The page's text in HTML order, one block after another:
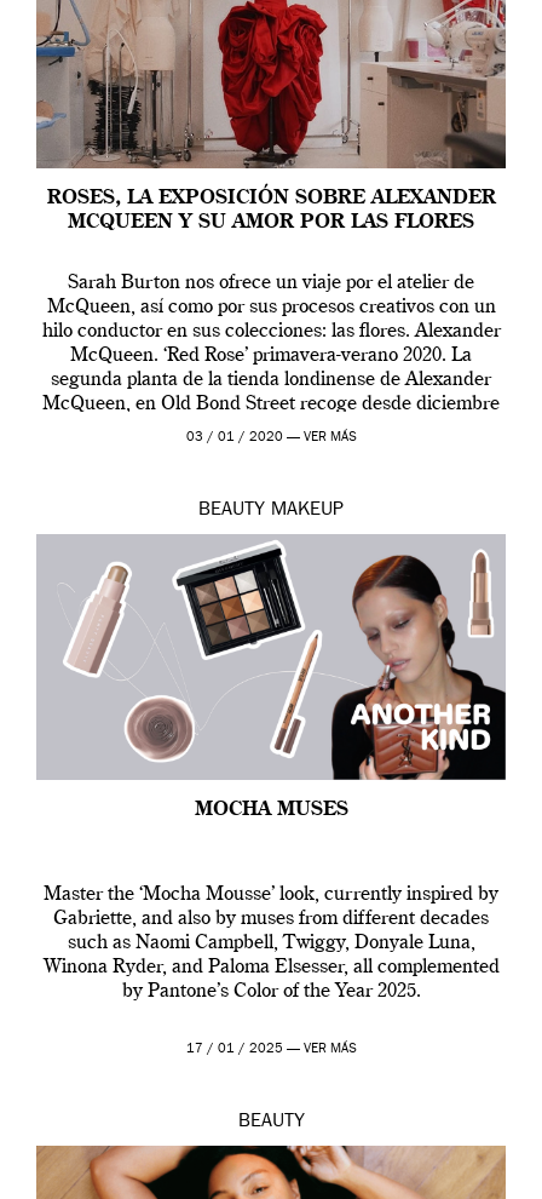
ROSES, LA EXPOSICIÓN SOBRE ALEXANDER
MCQUEEN Y SU AMOR POR LAS FLORES
Sarah Burton nos ofrece un viaje por el atelier de
McQueen, así como por sus procesos creativos con un
hilo conductor en sus colecciones: las flores. Alexander
McQueen. ‘Red Rose’ primavera-verano 2020. La
segunda planta de la tienda londinense de Alexander
McQueen, en Old Bond Street recoge desde diciembre
de 2019 hasta final de abril […]
03 / 01 / 2020 — VER MÁS
BEAUTY MAKEUP
MOCHA MUSES
Master the ‘Mocha Mousse’ look, currently inspired by
Gabriette, and also by muses from different decades
such as Naomi Campbell, Twiggy, Donyale Luna,
Winona Ryder, and Paloma Elsesser, all complemented
by Pantone’s Color of the Year 2025.
17 / 01 / 2025 — VER MÁS
BEAUTY